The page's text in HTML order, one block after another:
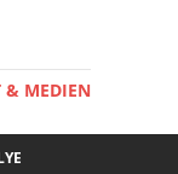
& MEDIEN